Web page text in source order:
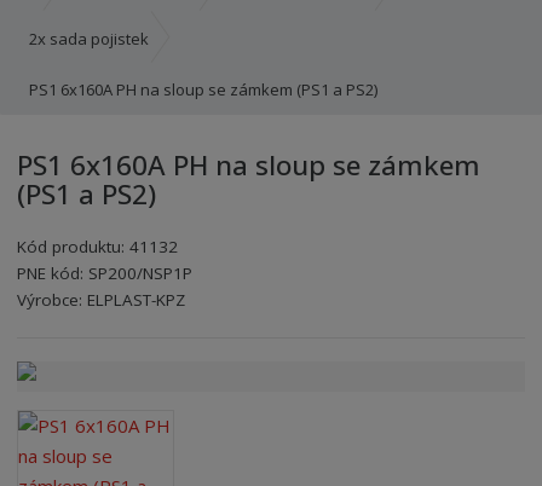
o
n
t
r
n
a
2x sada pojistek
PS1 6x160A PH na sloup se zámkem (PS1 a PS2)
PS1 6x160A PH na sloup se zámkem
(PS1 a PS2)
Kód produktu:41132
PNE kód: SP200/NSP1P
Kód výrobce: 8595208602870
Kód dodavatele:8595208602870
Výrobce: ELPLAST-KPZ